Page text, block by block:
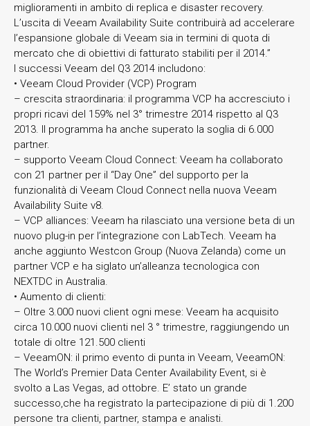
miglioramenti in ambito di replica e disaster recovery.
L’uscita di Veeam Availability Suite contribuirà ad accelerare
l’espansione globale di Veeam sia in termini di quota di
mercato che di obiettivi di fatturato stabiliti per il 2014.”
I successi Veeam del Q3 2014 includono:
• Veeam Cloud Provider (VCP) Program
– crescita straordinaria: il programma VCP ha accresciuto i
propri ricavi del 159% nel 3° trimestre 2014 rispetto al Q3
2013. Il programma ha anche superato la soglia di 6.000
partner.
– supporto Veeam Cloud Connect: Veeam ha collaborato
con 21 partner per il “Day One” del supporto per la
funzionalità di Veeam Cloud Connect nella nuova Veeam
Availability Suite v8.
– VCP alliances: Veeam ha rilasciato una versione beta di un
nuovo plug-in per l’integrazione con LabTech. Veeam ha
anche aggiunto Westcon Group (Nuova Zelanda) come un
partner VCP e ha siglato un’alleanza tecnologica con
NEXTDC in Australia.
• Aumento di clienti:
– Oltre 3.000 nuovi client ogni mese: Veeam ha acquisito
circa 10.000 nuovi clienti nel 3 ° trimestre, raggiungendo un
totale di oltre 121.500 clienti
– VeeamON: il primo evento di punta in Veeam, VeeamON:
The World’s Premier Data Center Availability Event, si è
svolto a Las Vegas, ad ottobre. E’ stato un grande
successo,che ha registrato la partecipazione di più di 1.200
persone tra clienti, partner, stampa e analisti.